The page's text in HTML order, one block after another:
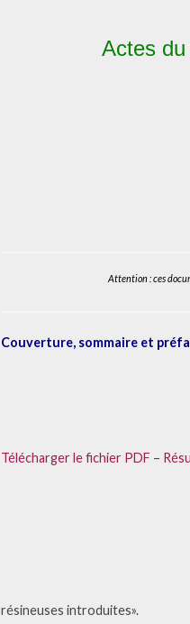
Actes
Attention : ces
Couverture, sommaire et
Télécharger le fichier PDF –
résineuses introduites».